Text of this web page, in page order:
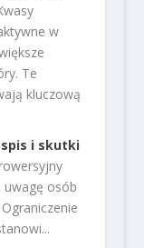
w
Te
kluczową
i skutki
uwagę osób